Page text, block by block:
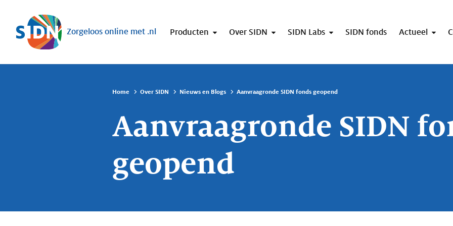
Sla navigatie over
Zorgeloos online met .nl Producten Over SIDN SIDN Labs SIDN fonds Actueel
Home Over SIDN Nieuws en Blogs Aanvraagronde SIDN fonds geopend
Aanvraagronde SIDN
geopend